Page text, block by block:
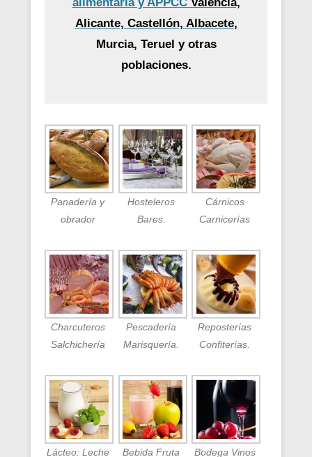
Alicante, Castellón, Albacete,
Murcia, Teruel y otras
poblaciones.
Panadería y
obrador
Hosteleros
Bares.
Cárnicos
Carnicerías
Charcuteros
Salchichería
Pescadería
Marisquería.
Reposterías
Confiterías.
Lácteo: Leche
Bebida Fruta
Bodega Vinos